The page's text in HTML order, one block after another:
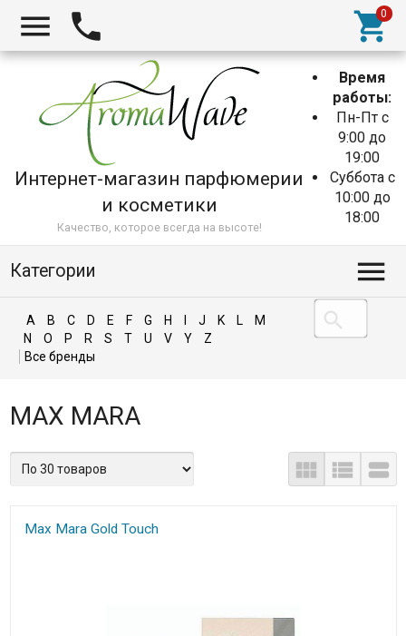
Интернет-магазин парфюмерии
и косметики
Качество, которое всегда на высоте!
Время
работы:
Пн-Пт с
9:00 до
19:00
Суббота с
10:00 до
18:00
Категории
A B C D E F G H J K L
M
N
O P R S T U V Y Z
MAX MARA
Max Mara Gold Touch